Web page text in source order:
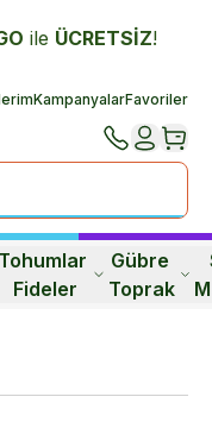
ile ÜCRETSİZ!
KampanyalarFavoriler
Tohumlar
Fideler
Gübre
Toprak